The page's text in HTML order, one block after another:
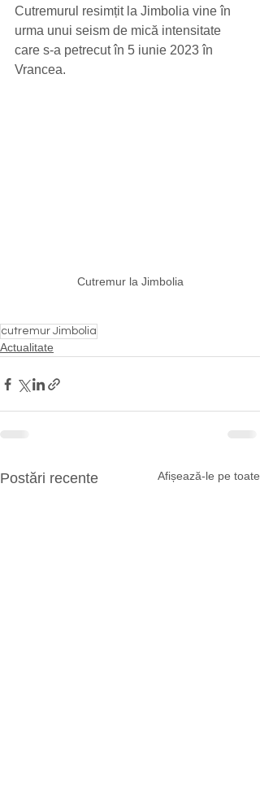
Cutremurul resimțit la Jimbolia vine în
urma unui seism de mică intensitate
care s-a petrecut în 5 iunie 2023 în
Vrancea.
Cutremur la Jimbolia
cutremur Jimbolia
Actualitate
Postări recente Afișează-le pe toate